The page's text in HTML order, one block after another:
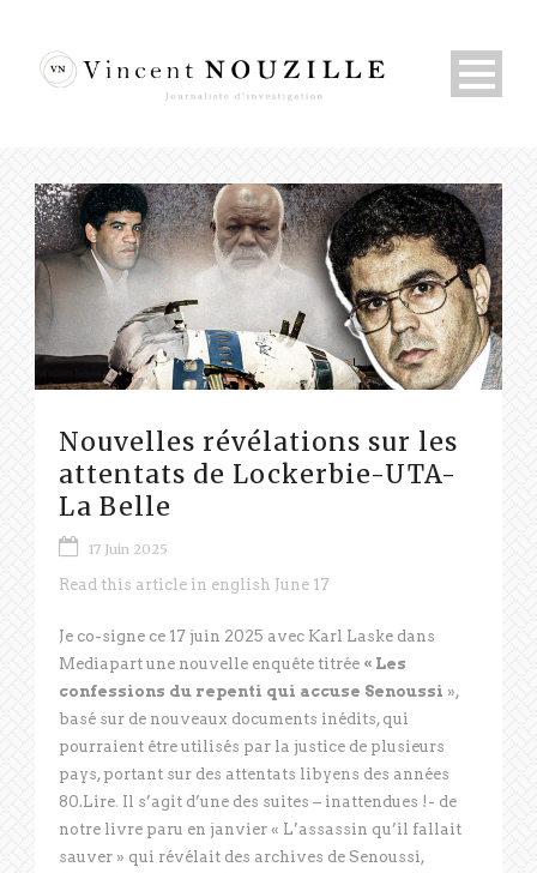
Nouvelles révélations sur les
attentats de Lockerbie-UTA-
La Belle
17 Juin 2025
Read this article in english June 17
Je co-signe ce 17 juin 2025 avec Karl Laske dans
Mediapart une nouvelle enquête titrée « Les
confessions du repenti qui accuse Senoussi »,
basé sur de nouveaux documents inédits, qui
pourraient être utilisés par la justice de plusieurs
pays, portant sur des attentats libyens des années
80.Lire. Il s’agit d’une des suites – inattendues !- de
notre livre paru en janvier « L’assassin qu’il fallait
sauver » qui révélait des archives de Senoussi,